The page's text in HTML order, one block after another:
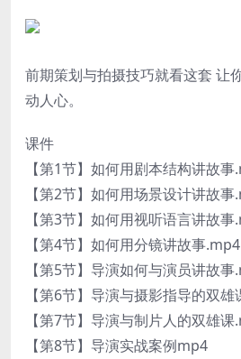
前期策划与拍摄技巧就看这套 让
动人心。
课件
【第1节】如何用剧本结构讲故
【第2节】如何用场景设计讲故
【第3节】如何用视听语言讲故
【第4节】如何用分镜讲故事.mp4
【第5节】导演如何与演员讲故
【第6节】导演与摄影指导的双
【第7节】导演与制片人的双雄
【第8节】导演实战案例mp4